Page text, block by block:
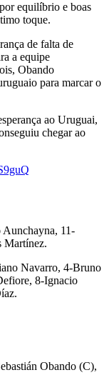
equilíbrio e boas
toque.
de falta de
a equipe
Obando
para marcar o
ao Uruguai,
chegar ao
11-
Martínez.
Navarro, 4-Bruno
8-Ignacio
Obando (C),